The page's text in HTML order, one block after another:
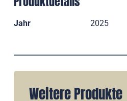
Jahr 2025
Weitere Produkte